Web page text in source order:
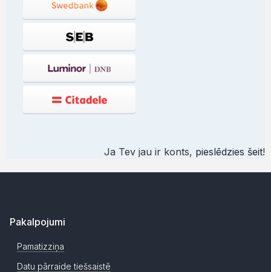
Ja Tev jau ir konts, pieslēdzies šeit!
Pakalpojumi
Pamatizziņa
Datu pārraide tiešsaistē